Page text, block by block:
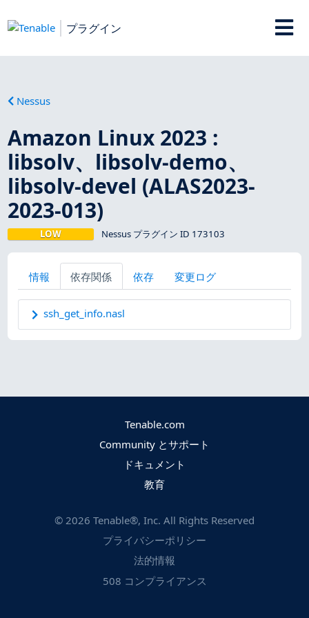
プラグイン
Nessus
Amazon Linux 2023 :
libsolv、libsolv-demo、
libsolv-devel (ALAS2023-
2023-013)
LOW Nessus プラグイン ID 173103
情報 依存関係 依存 変更ログ
ssh_get_info.nasl
Tenable.com
Community とサポート
ドキュメント
教育
© 2026 Tenable®, Inc. All Rights Reserved
プライバシーポリシー
法的情報
508 コンプライアンス